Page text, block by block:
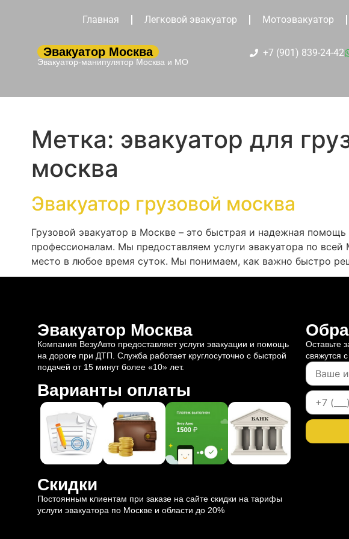
Главная Легковой эвакуатор Мотоэвакуатор
Эвакуатор Москва
Эвакуатор-манипулятор Москва и МО
+7 (901) 839-24-42
Метка: эвакуатор для
москва
Эвакуатор грузовой москва
Грузовой эвакуатор в Москве – это быстрая и надежная
профессионалам. Мы предоставляем услуги эвакуатора по
место в любое время суток. Мы понимаем, как важно быстро
Эвакуатор Москва
Компания ВезуАвто предоставляет услуги эвакуации и помощь
на дороге при ДТП. Служба работает круглосуточно с быстрой
подачей от 15 минут более «10» лет.
Варианты оплаты
Скидки
Постоянным клиентам при заказе на сайте скидки на тарифы
услуги эвакуатора по Москве и области до 20%
Оставьте
свяжутся